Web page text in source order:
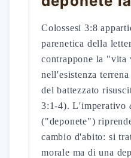
Colossesi 3:8
parenetica della
contrappone la
nell'esistenza
del battezzato
3:1-4). L'imperativo
("deponete")
cambio d'abito: si
morale ma di una